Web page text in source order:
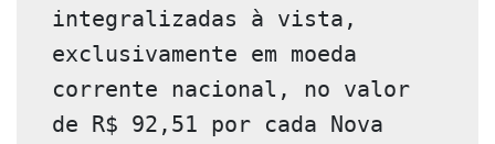
integralizadas à vista,
exclusivamente em moeda
corrente nacional, no valor
de R$ 92,51 por cada Nova